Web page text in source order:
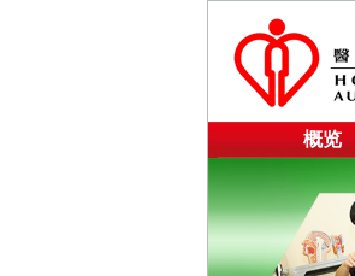
概览